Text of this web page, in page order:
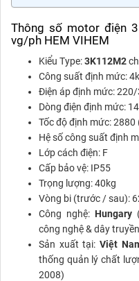
Thông số motor điện
vg/ph HEM VIHEM
Kiểu Type:3K112M2
Công suất định mức:
Điện áp định mức:
Dòng điện định mức:
Tốc độ định mức:
Hệ số công suất định
Lớp cách điện: F
Cấp bảo vệ: IP55
Trọng lượng: 40kg
Vòng bi (trước / sau):
Công nghệ: Hungary
công nghệ & dây
Sản xuất tại: Việt
thống quản lý chất
2008)